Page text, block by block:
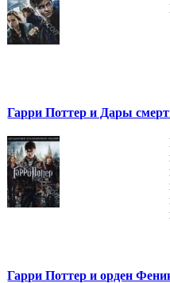
Гарри Поттер и Дары
Гарри Поттер и орден